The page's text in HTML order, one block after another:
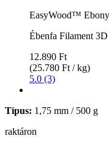
EasyWood™ Ebony
Ébenfa Filament
12.890 Ft
(25.780 Ft / kg)
5.0 (3)
Típus: 1,75 mm / 500 g
raktáron